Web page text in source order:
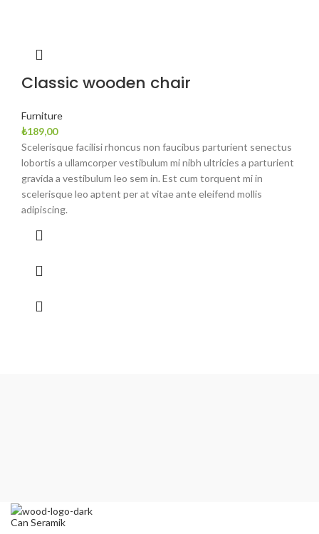
Classic wooden chair
Furniture
₺189,00
Scelerisque facilisi rhoncus non faucibus parturient senectus
lobortis a ullamcorper vestibulum mi nibh ultricies a parturient
gravida a vestibulum leo sem in. Est cum torquent mi in
scelerisque leo aptent per at vitae ante eleifend mollis
adipiscing.
Can Seramik